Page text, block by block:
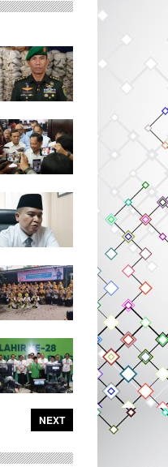
NEXT